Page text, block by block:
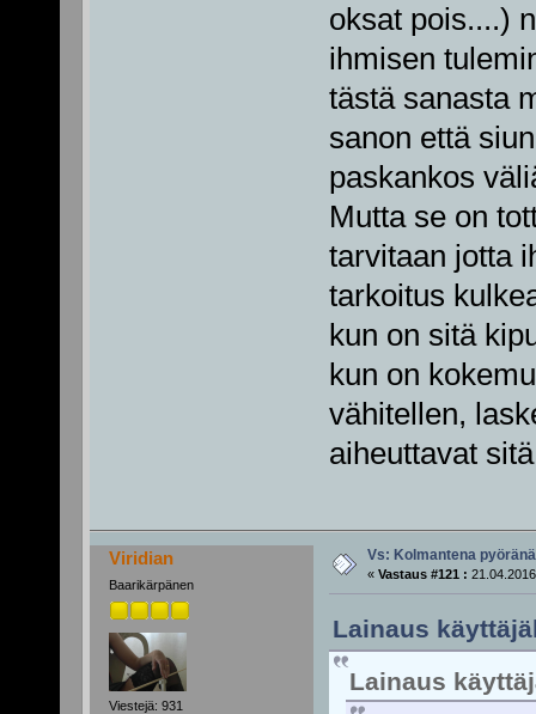
oksat pois....)
ihmisen
tästä sanasta
sanon että
paskankos
Mutta se on
tarvitaan jotta
tarkoitus
kun on sitä
kun on
vähitellen,
aiheuttavat
Viridian
Baarikärpänen
Viestejä: 931
Vs: Kolmantena
« Vastaus #121 :
Lainaus
Lainaus